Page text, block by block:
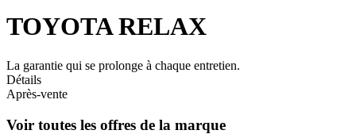
TOYOTA RELAX
La garantie qui se prolonge à chaque entretien.
Détails
Après-vente
Voir toutes les offres de la marque